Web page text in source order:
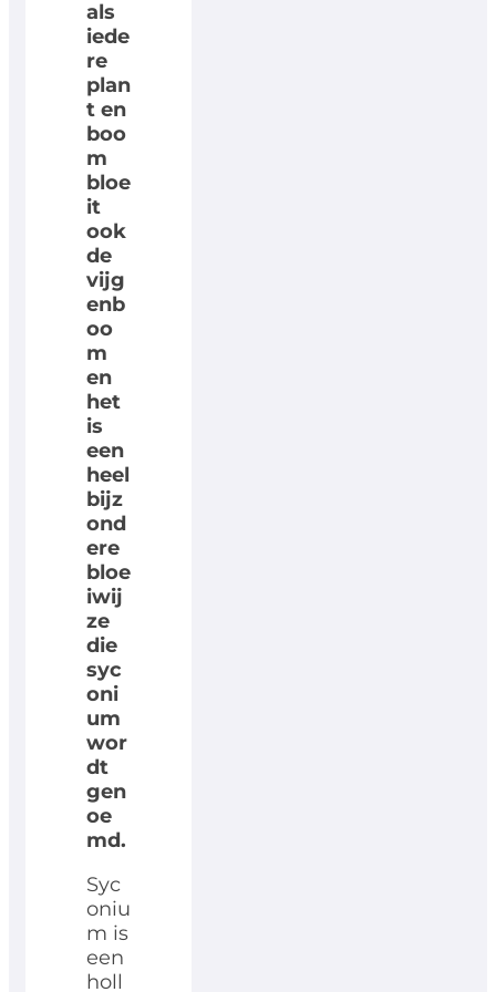
als
iede
re
plan
t en
boo
m
bloe
it
ook
de
vijg
enb
oo
m
en
het
is
een
heel
bijz
ond
ere
bloe
iwij
ze
die
syc
oni
um
wor
dt
gen
oe
md.
Syc
oniu
m is
een
holl